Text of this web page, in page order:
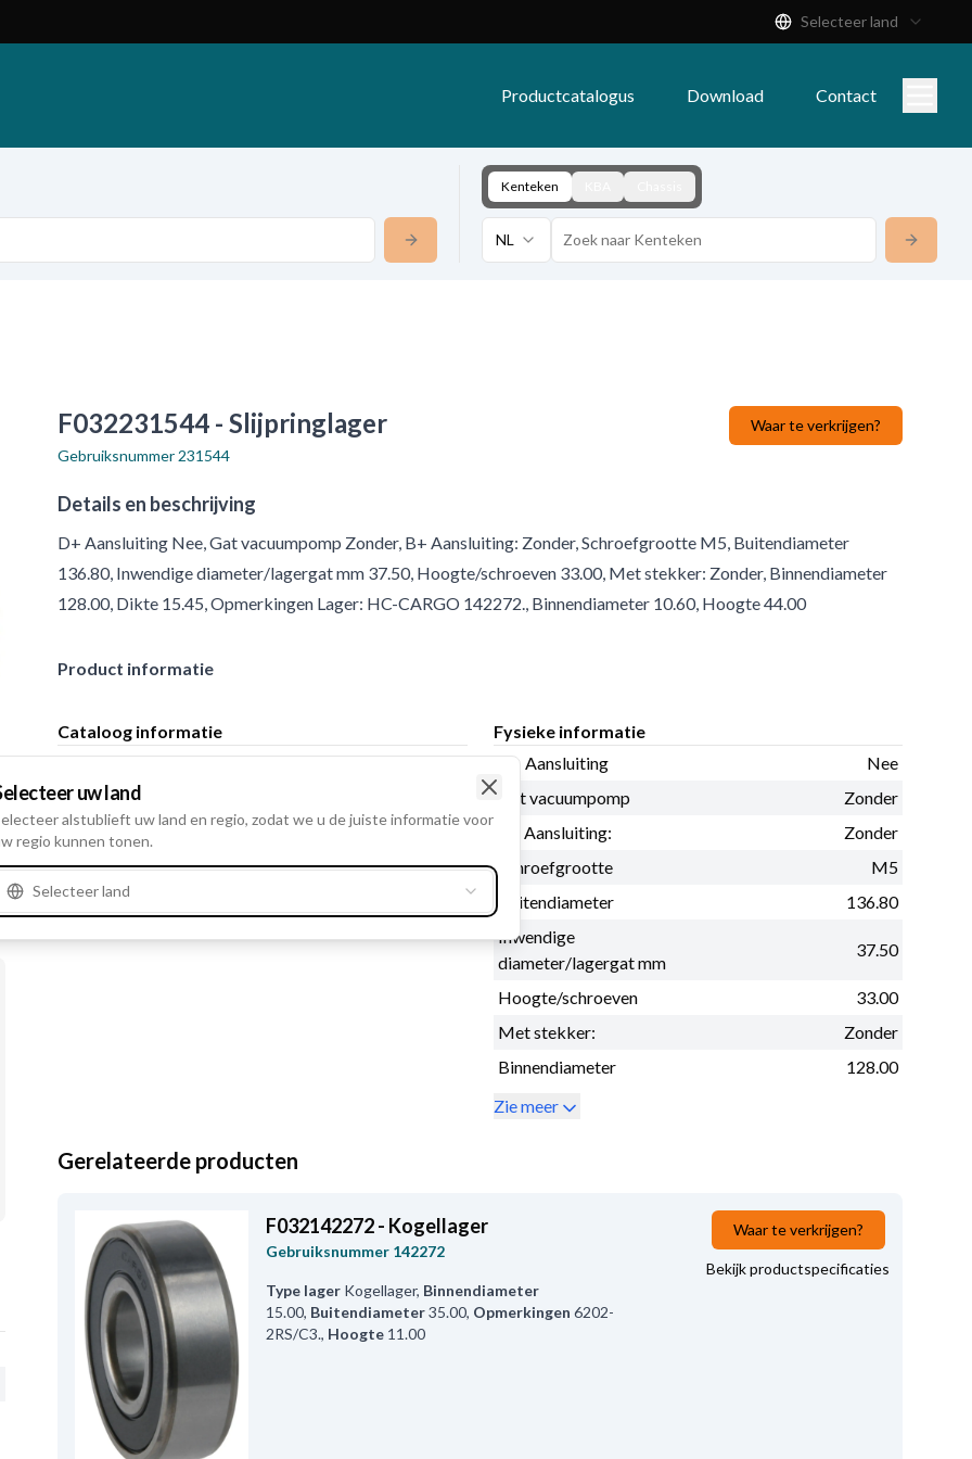
Selecteer land
Productcatalogus Download Contact
Kenteken
NL
F032231544 - Slijpringlager
Waar te verkrijgen?
Gebruiksnummer 231544
Details en beschrijving
D+ Aansluiting Nee, Gat vacuumpomp Zonder, B+ Aansluiting: Zonder, Schroefgrootte M5, Buitendiameter
136.80, Inwendige diameter/lagergat mm 37.50, Hoogte/schroeven 33.00, Met stekker: Zonder, Binnendiameter
128.00, Dikte 15.45, Opmerkingen Lager: HC-CARGO 142272., Binnendiameter 10.60, Hoogte 44.00
Product informatie
Cataloog informatie
Lager: HC-CARGO
Fysieke informatie
D+ Aansluiting
Nee
Gat vacuumpomp
Zonder
B+ Aansluiting:
Zonder
Schroefgrootte
M5
Buitendiameter
136.80
Inwendige
diameter/lagergat mm
37.50
Hoogte/schroeven
33.00
Met stekker:
Zonder
Binnendiameter
128.00
Zie meer
Gerelateerde producten
F032142272 - Kogellager
Gebruiksnummer 142272
Type lager Kogellager, Binnendiameter
15.00, Buitendiameter35.00, Opmerkingen 6202-
2RS/C3., Hoogte 11.00
Waar te verkrijgen?
Bekijk productspecificaties
uw land
alstublieft uw land en regio, zodat we u de juiste informatie voor
regio kunnen tonen.
Selecteer land
Close